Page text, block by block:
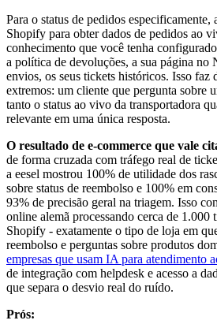
Para o status de pedidos especificamente,
Shopify para obter dados de pedidos ao
conhecimento que você tenha
a política de devoluções, a sua página
envios, os seus tickets históricos. Isso faz
extremos: um cliente que pergunta sobre
tanto o status ao vivo da transportadora
relevante em uma única resposta.
O resultado de e-commerce que vale
de forma cruzada com tráfego real de
a eesel mostrou 100% de utilidade dos
sobre status de reembolso e 100% em
93% de precisão geral na triagem. Isso
online alemã processando cerca de 1.000
Shopify - exatamente o tipo de loja em
reembolso e perguntas sobre produtos
empresas que usam IA para atendimento
de integração com helpdesk e acesso a
que separa o desvio real do ruído.
Prós: